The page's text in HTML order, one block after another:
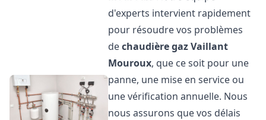
d'experts intervient rapidement
pour résoudre vos problèmes
dechaudière gaz Vaillant
Mouroux, que ce soit pour une
panne, une mise en service ou
une vérification annuelle. Nous
nous assurons que vos délais